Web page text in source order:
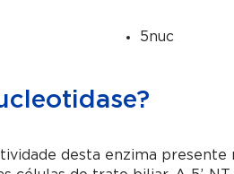
5nuc
desta enzima presente